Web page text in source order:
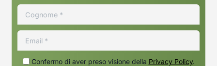
Confermo di aver preso visione della Privacy Policy.